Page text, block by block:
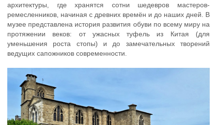
архитектуры, где хранятся сотни шедевров мастеров-
ремесленников, начиная с древних времён и до наших дней. В
музее представлена история развития обуви по всему миру на
протяжении веков: от ужасных туфель из Китая (для
уменьшения роста стопы) и до замечательных творений
ведущих сапожников современности.